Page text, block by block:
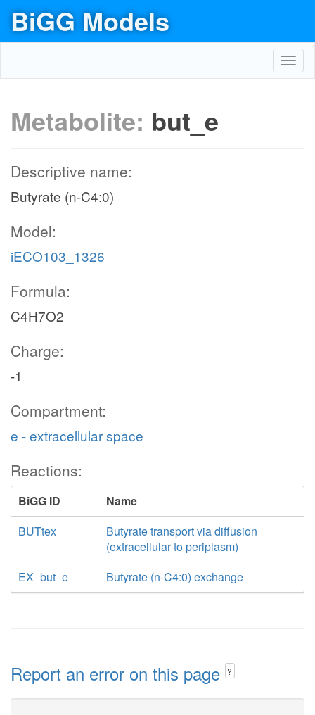
BiGG Models
Metabolite: but_e
Descriptive name:
Butyrate (n-C4:0)
Model:
iECO103_1326
Formula:
C4H7O2
Charge:
-1
Compartment:
e - extracellular space
Reactions:
BiGG ID
Name
BUTtex
Butyrate transport via diffusion
(extracellular to periplasm)
EX_but_e
Butyrate (n-C4:0) exchange
Report an error on this page ?